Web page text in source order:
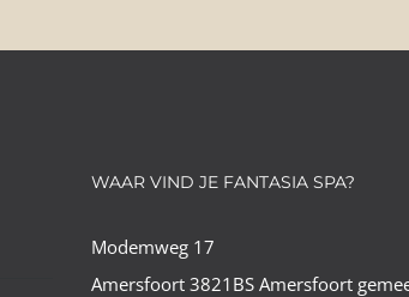
WAAR VIND JE FANTASIA SPA?
Modemweg 17
Amersfoort 3821BS Amersfoort